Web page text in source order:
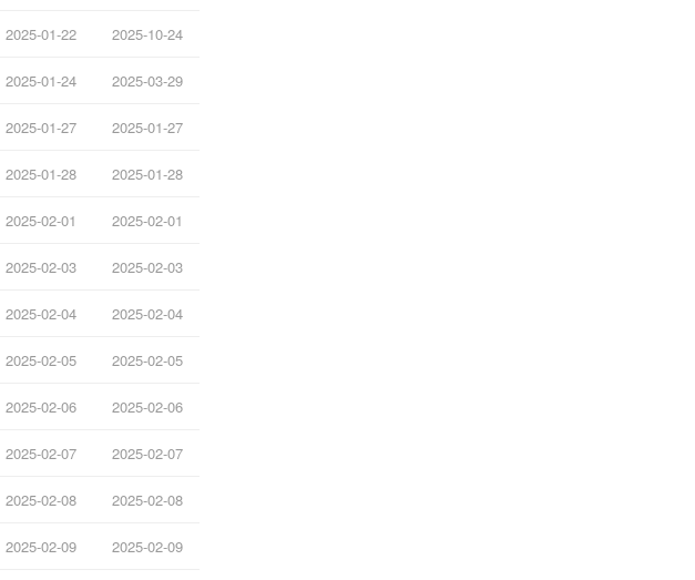
2025-01-22 2025-10-24
2025-01-24 2025-03-29
2025-01-27 2025-01-27
2025-01-28 2025-01-28
2025-02-01 2025-02-01
2025-02-03 2025-02-03
2025-02-04 2025-02-04
2025-02-05 2025-02-05
2025-02-06 2025-02-06
2025-02-07 2025-02-07
2025-02-08 2025-02-08
2025-02-09 2025-02-09